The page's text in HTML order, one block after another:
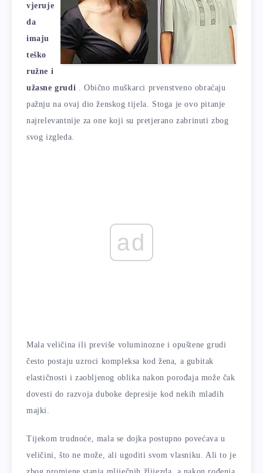
vjeruje
da
imaju
teško
ružne i
užasne grudi . Obično muškarci prvenstveno obraćaju
pažnju na ovaj dio ženskog tijela. Stoga je ovo pitanje
najrelevantnije za one koji su pretjerano zabrinuti zbog
svog izgleda.
ad
Mala veličina ili previše voluminozne i opuštene grudi
često postaju uzroci kompleksa kod žena, a gubitak
elastičnosti i zaobljenog oblika nakon porođaja može čak
dovesti do razvoja duboke depresije kod nekih mladih
majki.
Tijekom trudnoće, mala se dojka postupno povećava u
veličini, što ne može, ali ugoditi svom vlasniku. Ali to je